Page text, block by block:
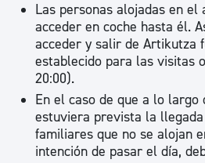
Las personas alojadas en el
acceder en coche hasta él.
acceder y salir de Artikutza
establecido para las visitas
20:00).
En el caso de que a lo largo
estuviera prevista la
familiares que no se alojan
intención de pasar el día,